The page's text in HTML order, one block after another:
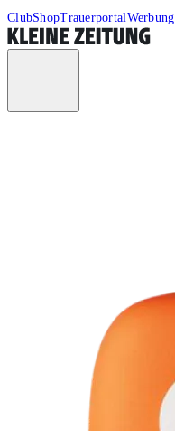
ClubShopTrauerportalWerbung